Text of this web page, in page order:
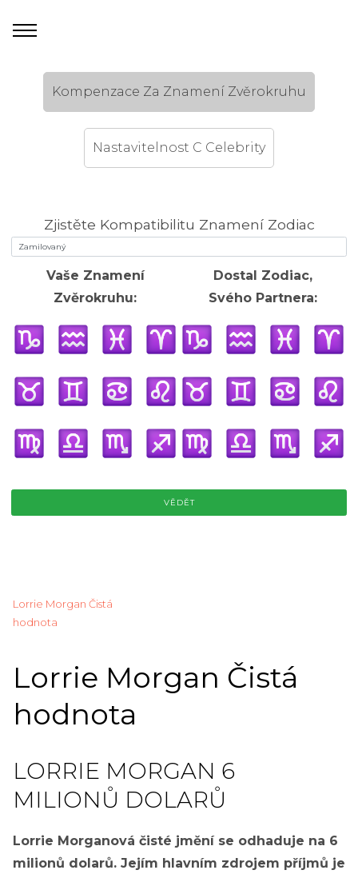
Kompenzace Za Znamení Zvěrokruhu
Nastavitelnost C Celebrity
Zjistěte Kompatibilitu Znamení Zodiac
Vaše Znamení
Zvěrokruhu:
Dostal Zodiac,
Svého Partnera:
VĚDĚT
Lorrie Morgan Čistá
hodnota
Lorrie Morgan Čistá
hodnota
LORRIE MORGAN 6
MILIONŮ DOLARŮ
Lorrie Morganová čisté jmění se odhaduje na 6
milionů dolarů. Jejím hlavním zdrojem příjmů je